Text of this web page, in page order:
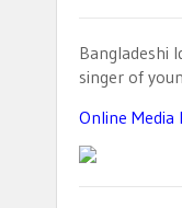
Bangladeshi
singer of
Online Media